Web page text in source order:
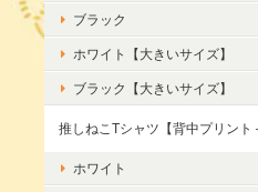
ブラック
ホワイト【大きいサイズ】
ブラック【大きいサイズ】
推しねこTシャツ【背中プリント
ホワイト